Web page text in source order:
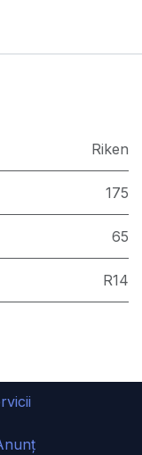
Riken
175
65
R14